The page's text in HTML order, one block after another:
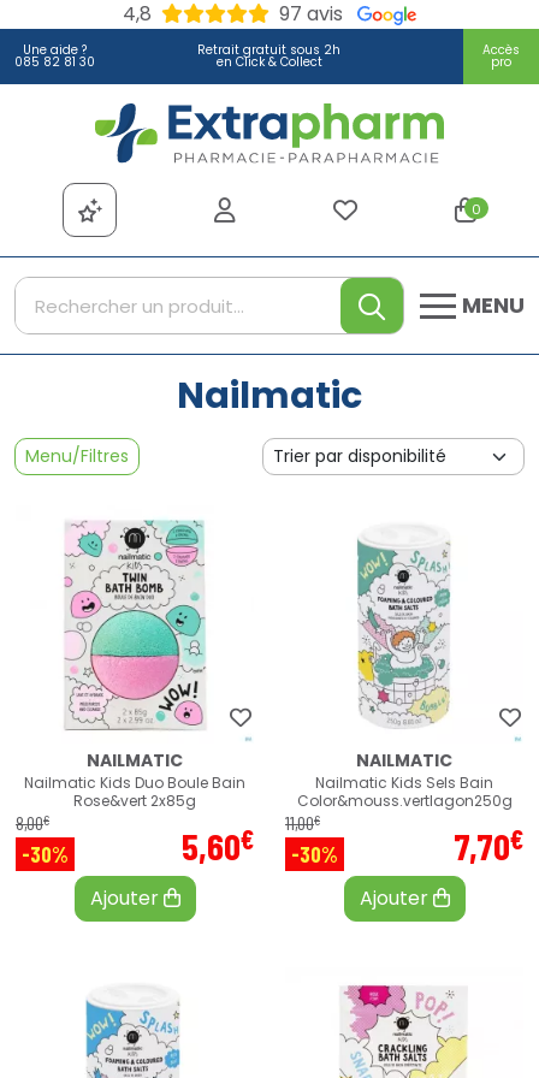
4,8 97 avis
Une aide ?
085 82 81 30
Retrait gratuit sous 2h
en Click & Collect
Accès
pro
Extrapharm Votre
0
MENU
Nailmatic
Menu/Filtres
NAILMATIC
Nailmatic Kids Duo Boule Bain
Rose&vert 2x85g
8,00€
-30% 5,60€
Ajouter
NAILMATIC
Nailmatic Kids Sels Bain
Color&mouss.vertlagon250g
11,00€
-30% 7,70€
Ajouter